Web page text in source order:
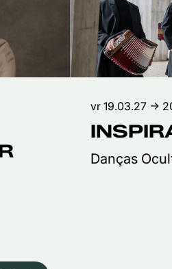
Danças
vr 19.03.27 →